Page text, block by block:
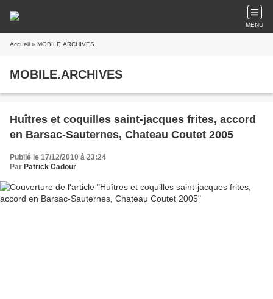
MENU
Accueil » MOBILE.ARCHIVES
MOBILE.ARCHIVES
Huîtres et coquilles saint-jacques frites, accord
en Barsac-Sauternes, Chateau Coutet 2005
Publié le 17/12/2010 à 23:24
Par Patrick Cadour